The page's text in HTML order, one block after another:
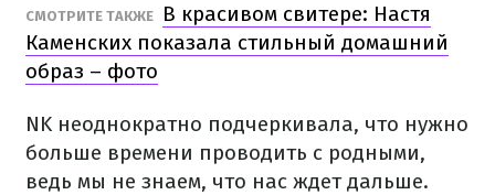
СМОТРИТЕ ТАКЖЕ
В красивом свитере: Настя
Каменских показала стильный домашний
образ – фото
NK неоднократно подчеркивала, что нужно
больше времени проводить с родными,
ведь мы не знаем, что нас ждет дальше.